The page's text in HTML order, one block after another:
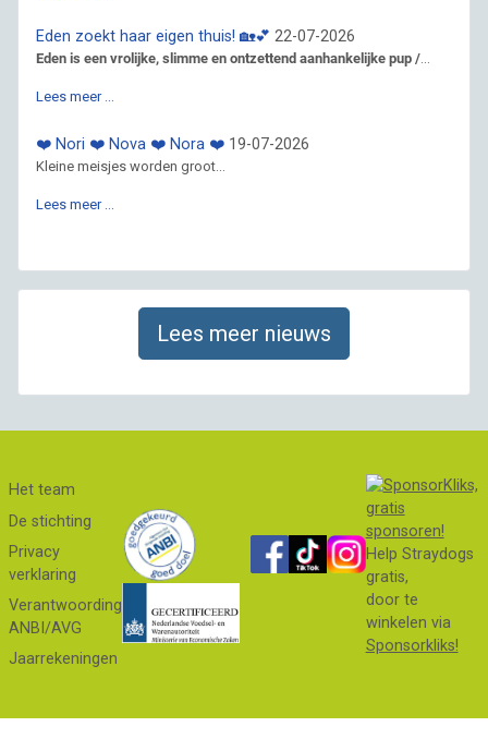
Eden zoekt haar eigen thuis! 🏡💕 22-07-2026
Eden is een vrolijke, slimme en ontzettend aanhankelijke pup /...
Lees meer …
❤️ Nori ❤️ Nova ❤️ Nora ❤️ 19-07-2026
Kleine meisjes worden groot...
Lees meer …
Lees meer nieuws
Het team
De stichting
Privacy
verklaring
Verantwoording
ANBI/AVG
Jaarrekeningen
Help Straydogs
gratis,
door te
winkelen via
Sponsorkliks!